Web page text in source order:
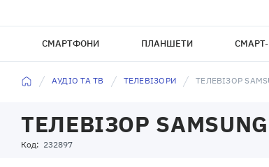
СМАРТФОНИ ПЛАНШЕТИ
АУДІО ТА ТВ ТЕЛЕВІЗОРИ ТЕЛЕВІЗОР
ТЕЛЕВІЗОР
Код: 232897